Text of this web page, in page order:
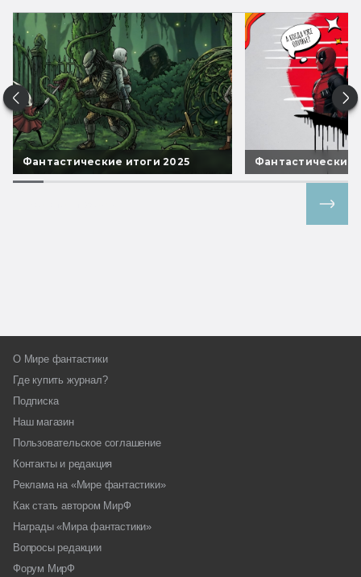
Фантастические итоги 2025 Фантастические
О Мире фантастики
Где купить журнал?
Подписка
Наш магазин
Пользовательское соглашение
Контакты и редакция
Реклама на «Мире фантастики»
Как стать автором МирФ
Награды «Мира фантастики»
Вопросы редакции
Форум МирФ